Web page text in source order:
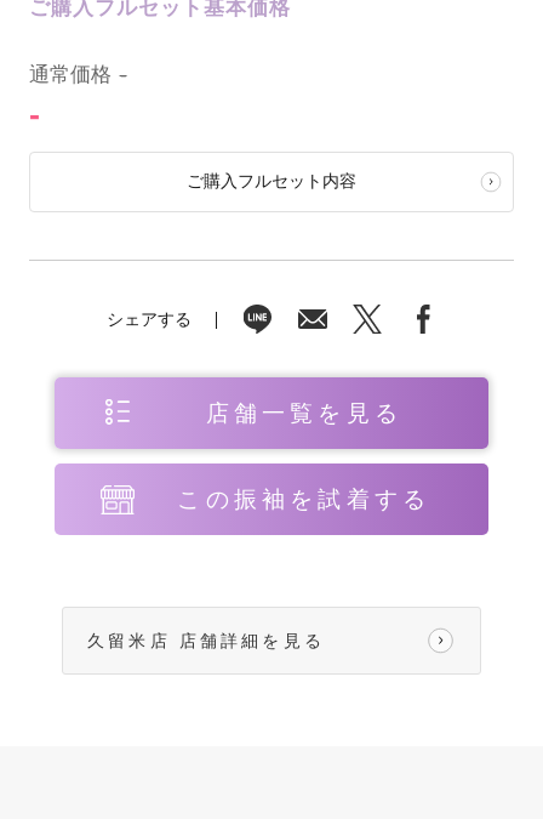
ご購入フルセット基本価格
通常価格 -
-
ご購入フルセット内容
シェアする
店舗一覧を見る
この振袖を試着する
久留米店 店舗詳細を見る